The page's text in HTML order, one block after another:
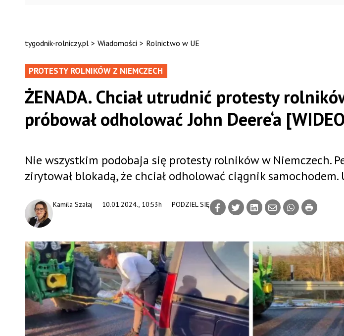
tygodnik-rolniczy.pl > Wiadomości > Rolnictwo w UE
PROTESTY ROLNIKÓW Z NIEMCZECH
ŻENADA. Chciał utrudnić protesty
próbował odholować John Deere‘a
10.01.2024., 10:53h
Kamila Szałaj PODZIEL SIĘ
Nie wszystkim podobaja się protesty rolników w Niemczech.
zirytował blokadą, że chciał odholować ciągnik samochodem.